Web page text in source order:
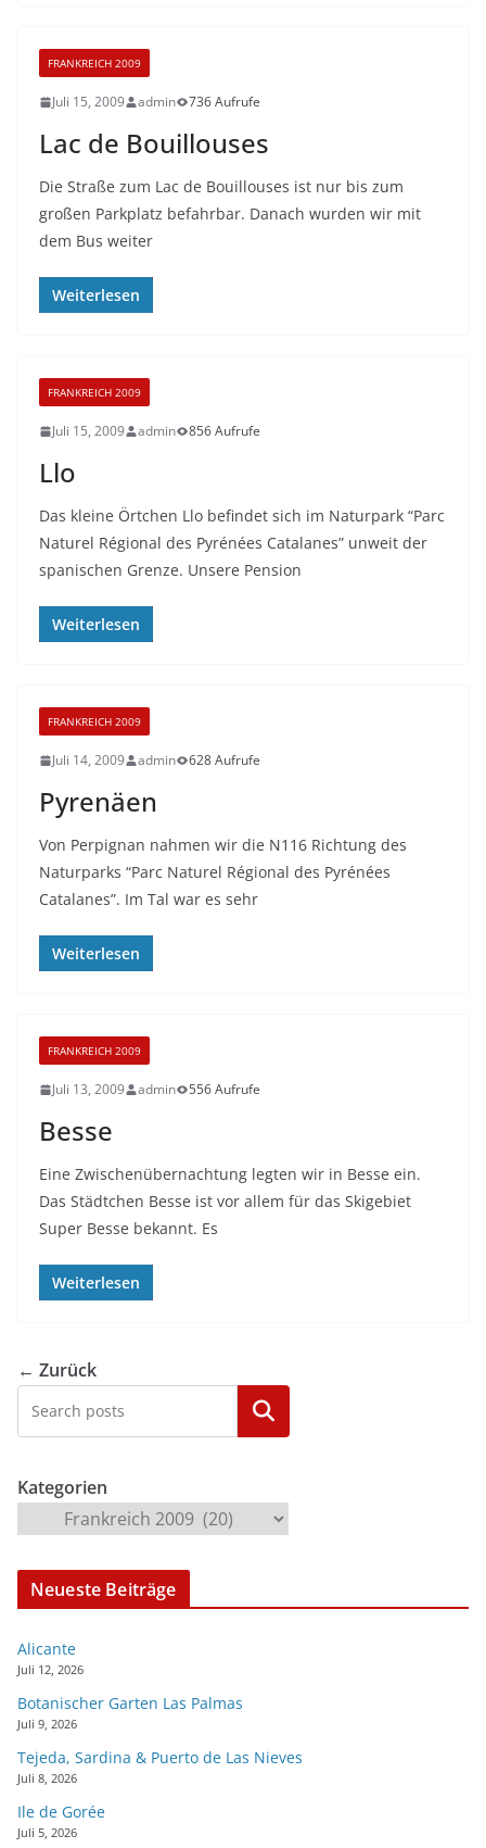
FRANKREICH 2009
Juli 15, 2009 admin 736 Aufrufe
Lac de Bouillouses
Die Straße zum Lac de Bouillouses ist nur bis zum
großen Parkplatz befahrbar. Danach wurden wir mit
dem Bus weiter
Weiterlesen
FRANKREICH 2009
Juli 15, 2009 admin 856 Aufrufe
Llo
Das kleine Örtchen Llo befindet sich im Naturpark “Parc
Naturel Régional des Pyrénées Catalanes” unweit der
spanischen Grenze. Unsere Pension
Weiterlesen
FRANKREICH 2009
Juli 14, 2009 admin 628 Aufrufe
Pyrenäen
Von Perpignan nahmen wir die N116 Richtung des
Naturparks “Parc Naturel Régional des Pyrénées
Catalanes”. Im Tal war es sehr
Weiterlesen
FRANKREICH 2009
Juli 13, 2009 admin 556 Aufrufe
Besse
Eine Zwischenübernachtung legten wir in Besse ein.
Das Städtchen Besse ist vor allem für das Skigebiet
Super Besse bekannt. Es
Weiterlesen
← Zurück
Kategorien
Kategorien
Neueste Beiträge
Alicante
Juli 12, 2026
Botanischer Garten Las Palmas
Juli 9, 2026
Tejeda, Sardina & Puerto de Las Nieves
Juli 8, 2026
Ile de Gorée
Juli 5, 2026